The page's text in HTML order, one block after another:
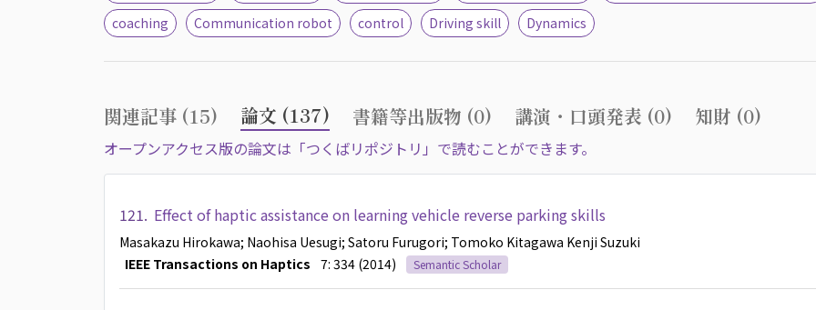
coaching
Communication robot control Driving skill Dynamics
関連記事 (15) 論文 (137) 書籍等出版物 (0) 講演・口頭発表 (0) 知財 (0)
オープンアクセス版の論文は「つくばリポジトリ」で読むことができます。
121. Effect of haptic assistance on learning vehicle reverse parking skills
Masakazu Hirokawa; Naohisa Uesugi; Satoru Furugori; Tomoko Kitagawa Kenji Suzuki
IEEE Transactions on Haptics 7: 334 (2014) Semantic Scholar